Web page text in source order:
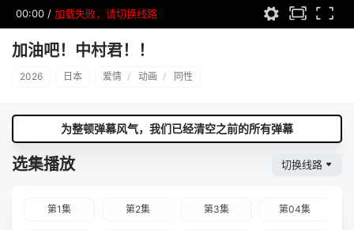
00:00 / 加载失败，请切换线路
加油吧！中村君！！
2026 日本 爱情 / 动画 / 同性
为整顿弹幕风气，我们已经清空之前的所有弹幕
选集播放 切换线路
第1集 第2集 第3集 第04集